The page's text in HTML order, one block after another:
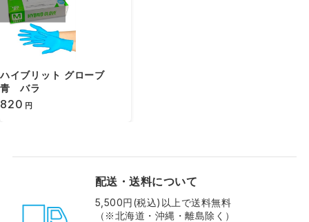
ハイブリット グローブ
青 バラ
820 円
配送・送料について
5,500円(税込)以上で送料無料
（※北海道・沖縄・離島除く）